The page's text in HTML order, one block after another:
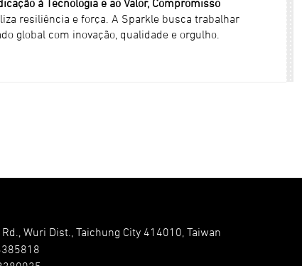
à Tecnologia e ao Valor, Compromisso
resiliência e força. A Sparkle busca trabalhar
global com inovação, qualidade e orgulho.
Wuri Dist., Taichung City 414010, Taiwan